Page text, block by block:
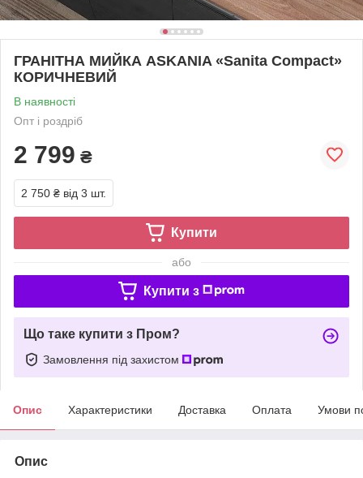
ГРАНІТНА МИЙКА ASKANIA «Sanita Compact»
КОРИЧНЕВИЙ
В наявності
Опт і роздріб
2 799 ₴
2 750 ₴ від 3 шт.
Купити
або
Купити з
Що таке купити з Пром?
Замовлення під захистом
Опис Характеристики Доставка Оплата Умови
Опис